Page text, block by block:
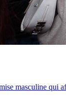
masculine qui